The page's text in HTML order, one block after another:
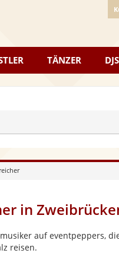
TÄNZER DJS
in
auf eventpeppers,
reisen.